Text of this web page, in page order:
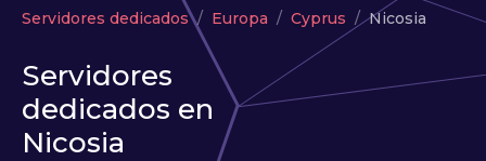
VPS
Servidores dedicados
Servidores dedicados Europa Cyprus Nicosia
Servidores
dedicados en
Nicosia